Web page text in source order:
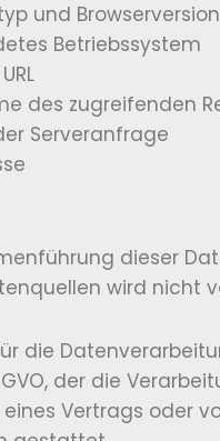
und Browserversion
Betriebssystem
des zugreifenden
Serveranfrage
dieser
wird nicht
die
der die
eines Vertrags oder